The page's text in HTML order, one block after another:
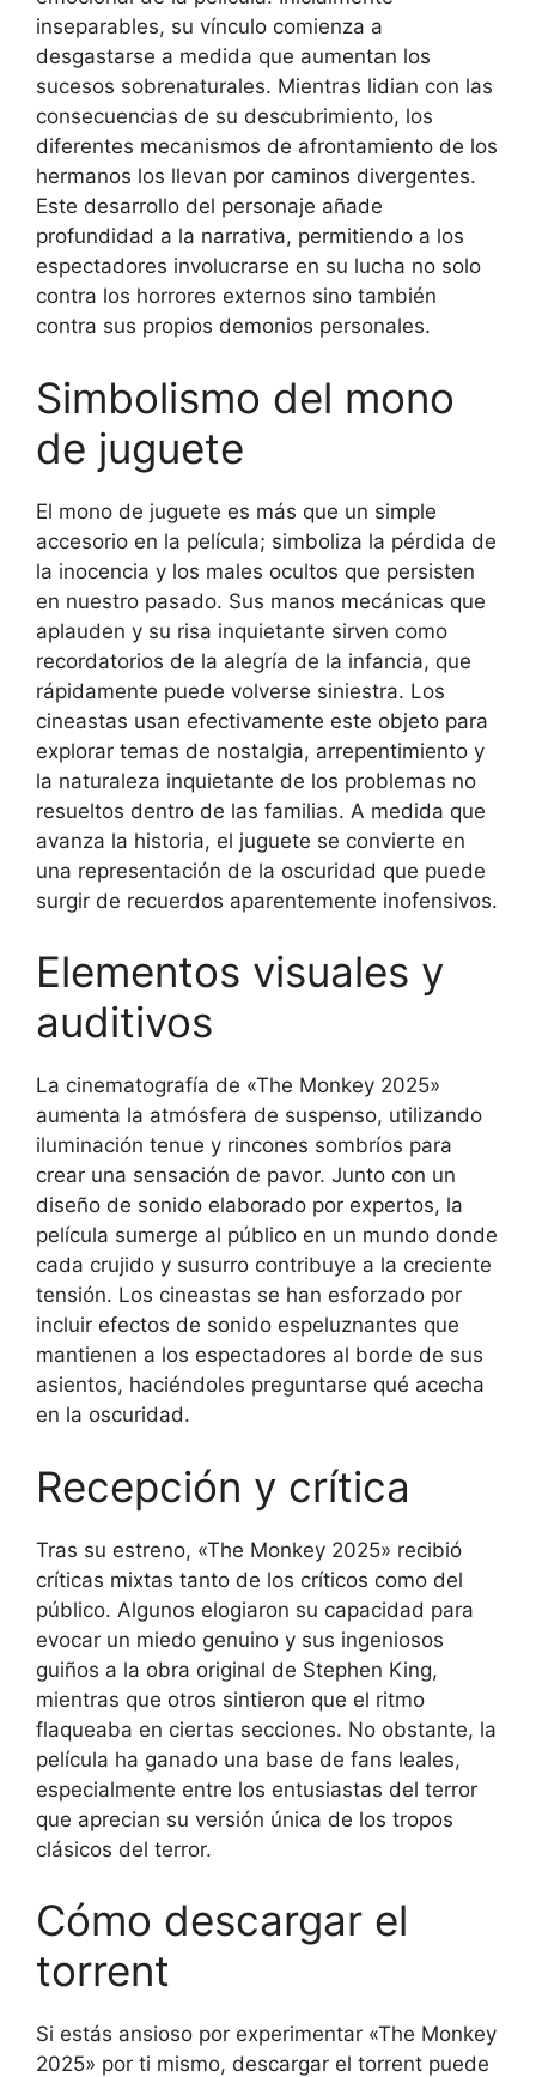
inseparables, su vínculo comienza a
desgastarse a medida que aumentan los
sucesos sobrenaturales. Mientras lidian con las
consecuencias de su descubrimiento, los
diferentes mecanismos de afrontamiento de los
hermanos los llevan por caminos divergentes.
Este desarrollo del personaje añade
profundidad a la narrativa, permitiendo a los
espectadores involucrarse en su lucha no solo
contra los horrores externos sino también
contra sus propios demonios personales.
Simbolismo del mono
de juguete
El mono de juguete es más que un simple
accesorio en la película; simboliza la pérdida de
la inocencia y los males ocultos que persisten
en nuestro pasado. Sus manos mecánicas que
aplauden y su risa inquietante sirven como
recordatorios de la alegría de la infancia, que
rápidamente puede volverse siniestra. Los
cineastas usan efectivamente este objeto para
explorar temas de nostalgia, arrepentimiento y
la naturaleza inquietante de los problemas no
resueltos dentro de las familias. A medida que
avanza la historia, el juguete se convierte en
una representación de la oscuridad que puede
surgir de recuerdos aparentemente inofensivos.
Elementos visuales y
auditivos
La cinematografía de «The Monkey 2025»
aumenta la atmósfera de suspenso, utilizando
iluminación tenue y rincones sombríos para
crear una sensación de pavor. Junto con un
diseño de sonido elaborado por expertos, la
película sumerge al público en un mundo donde
cada crujido y susurro contribuye a la creciente
tensión. Los cineastas se han esforzado por
incluir efectos de sonido espeluznantes que
mantienen a los espectadores al borde de sus
asientos, haciéndoles preguntarse qué acecha
en la oscuridad.
Recepción y crítica
Tras su estreno, «The Monkey 2025» recibió
críticas mixtas tanto de los críticos como del
público. Algunos elogiaron su capacidad para
evocar un miedo genuino y sus ingeniosos
guiños a la obra original de Stephen King,
mientras que otros sintieron que el ritmo
flaqueaba en ciertas secciones. No obstante, la
película ha ganado una base de fans leales,
especialmente entre los entusiastas del terror
que aprecian su versión única de los tropos
clásicos del terror.
Cómo descargar el
torrent
Si estás ansioso por experimentar «The Monkey
2025» por ti mismo, descargar el torrent puede